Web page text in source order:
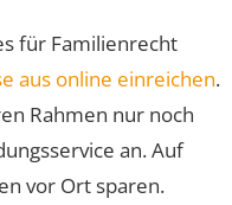
für Familienrecht
aus online einreichen.
Rahmen nur noch
an. Auf
vor Ort sparen.